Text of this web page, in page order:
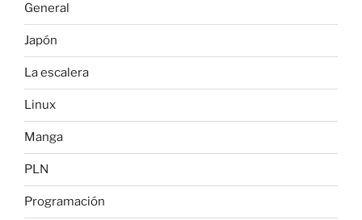
General
Japón
La escalera
Linux
Manga
PLN
Programación